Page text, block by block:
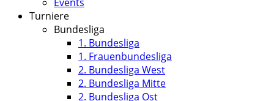
Turniere
Bundesliga
1. Bundesliga
1. Frauenbundesliga
2. Bundesliga West
2. Bundesliga Mitte
2. Bundesliga Ost